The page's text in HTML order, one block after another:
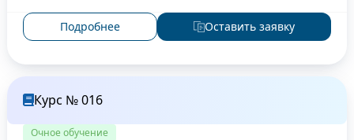
Подробнее Оставить заявку
Курс № 016
Очное обучение